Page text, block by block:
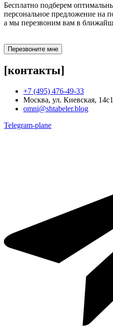
Бесплатно подберем
персональное предложение на
а мы перезвоним вам в
Перезвоните мне
[контакты]
+7 (495) 476-49-33
Москва, ул. Киевская, 14с1
omni@shtabeler.blog
Telegram-plane